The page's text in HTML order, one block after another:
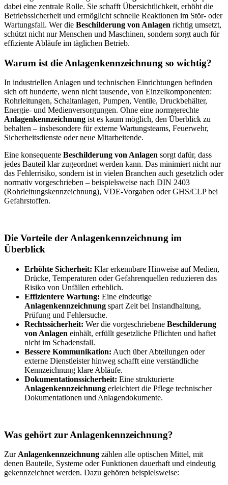
dabei eine zentrale Rolle. Sie schafft Übersichtlichkeit, erhöht die
Betriebssicherheit und ermöglicht schnelle Reaktionen im Stör- oder
Wartungsfall. Wer die Beschilderung von Anlagen richtig umsetzt,
schützt nicht nur Menschen und Maschinen, sondern sorgt auch für
effiziente Abläufe im täglichen Betrieb.
Warum ist die Anlagenkennzeichnung so wichtig?
In industriellen Anlagen und technischen Einrichtungen befinden
sich oft hunderte, wenn nicht tausende, von Einzelkomponenten:
Rohrleitungen, Schaltanlagen, Pumpen, Ventile, Druckbehälter,
Energie- und Medienversorgungen. Ohne eine normgerechte
Anlagenkennzeichnung ist es kaum möglich, den Überblick zu
behalten – insbesondere für externe Wartungsteams, Feuerwehr,
Sicherheitsdienste oder neue Mitarbeitende.
Eine konsequente Beschilderung von Anlagen sorgt dafür, dass
jedes Bauteil klar zugeordnet werden kann. Das minimiert nicht nur
das Fehlerrisiko, sondern ist in vielen Branchen auch gesetzlich oder
normativ vorgeschrieben – beispielsweise nach DIN 2403
(Rohrleitungskennzeichnung), VDE-Vorgaben oder GHS/CLP bei
Gefahrstoffen.
Die Vorteile der Anlagenkennzeichnung im
Überblick
Erhöhte Sicherheit: Klar erkennbare Hinweise auf Medien,
Drücke, Temperaturen oder Gefahrenquellen reduzieren das
Risiko von Unfällen erheblich.
Effizientere Wartung: Eine eindeutige
Anlagenkennzeichnung spart Zeit bei Instandhaltung,
Prüfung und Fehlersuche.
Rechtssicherheit: Wer die vorgeschriebene Beschilderung
von Anlagen einhält, erfüllt gesetzliche Pflichten und haftet
nicht im Schadensfall.
Bessere Kommunikation: Auch über Abteilungen oder
externe Dienstleister hinweg schafft eine verständliche
Kennzeichnung klare Abläufe.
Dokumentationssicherheit: Eine strukturierte
Anlagenkennzeichnung erleichtert die Pflege technischer
Dokumentationen und Anlagendokumente.
Was gehört zur Anlagenkennzeichnung?
Zur Anlagenkennzeichnung zählen alle optischen Mittel, mit
denen Bauteile, Systeme oder Funktionen dauerhaft und eindeutig
gekennzeichnet werden. Dazu gehören beispielsweise: